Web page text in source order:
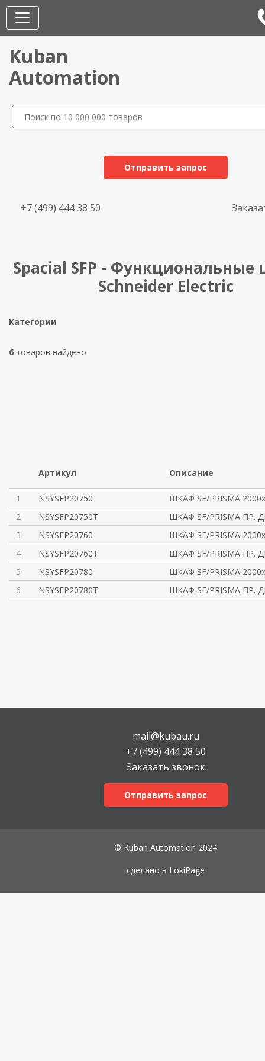
Kuban
Automation
Отправить запрос
+7 (499) 444 38 50
Spacial SFP -
Schneider Electric
Категории
6 товаров найдено
Артикул Описание
1 NSYSFP20750
ШКАФ SF/PRISMA
2
NSYSFP20750T
ШКАФ SF/PRISMA ПР.
3
NSYSFP20760
ШКАФ SF/PRISMA
4
NSYSFP20760T
ШКАФ SF/PRISMA ПР.
5
NSYSFP20780
ШКАФ SF/PRISMA
6
NSYSFP20780T ШКАФ SF/PRISMA ПР.
mail@kubau.ru
+7 (499) 444 38 50
Заказать звонок
Отправить запрос
© Kuban Automation 2024
сделано в LokiPage